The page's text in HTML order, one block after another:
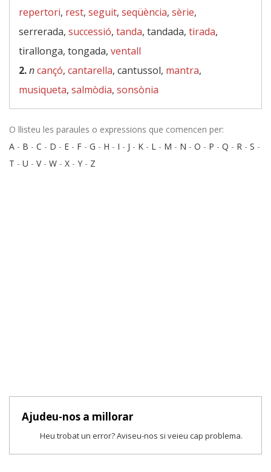
repertori, rest, seguit, seqüència, sèrie,
serrerada, successió, tanda, tandada, tirada,
tirallonga, tongada, ventall
2.ncançó, cantarella, cantussol, mantra,
musiqueta, salmòdia, sonsònia
O llisteu les paraules o expressions que comencen per:
A - B - C - D - E - F - G - H - I - J - K - L - M - N - O - P - Q - R - S -
T - U - V- W - X - Y - Z
Ajudeu-nos a millorar
Heu trobat un error? Aviseu-nos si veieu cap problema.